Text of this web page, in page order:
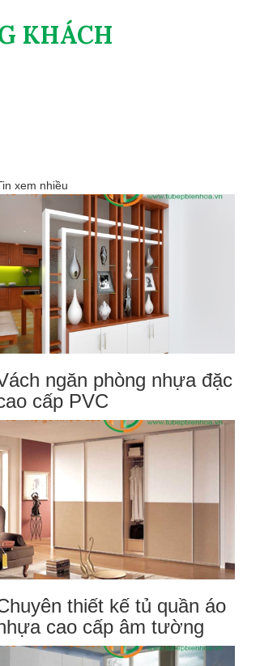
KHÁCH
xem nhiều
ngăn phòng nhựa đặc
cấp PVC
thiết kế tủ quần áo
cao cấp âm tường